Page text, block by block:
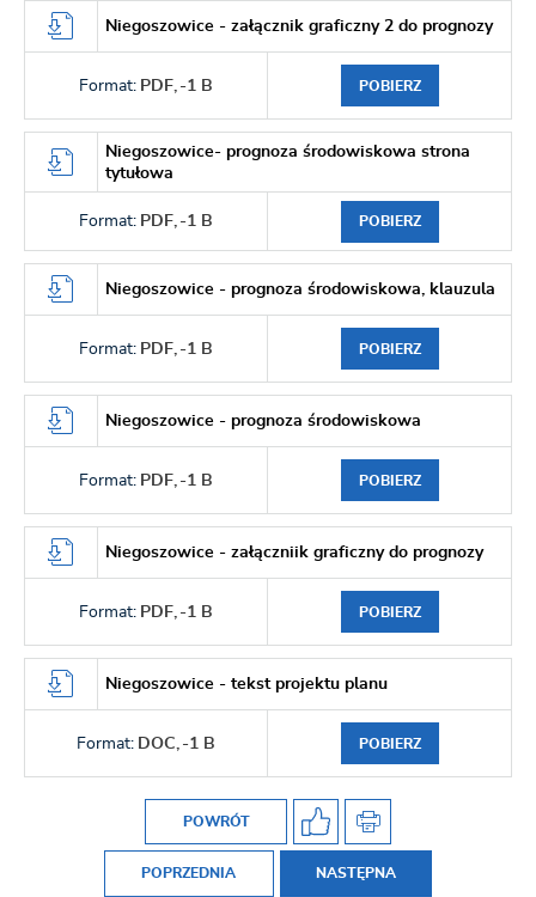
Niegoszowice - załącznik graficzny 2 do prognozy
Format: PDF, -1 B POBIERZ
Niegoszowice- prognoza środowiskowa strona
tytułowa
Format: PDF, -1 B POBIERZ
Niegoszowice - prognoza środowiskowa, klauzula
Format: PDF, -1 B POBIERZ
Niegoszowice - prognoza środowiskowa
Format: PDF, -1 B POBIERZ
Niegoszowice - załączniik graficzny do prognozy
Format: PDF, -1 B POBIERZ
Niegoszowice - tekst projektu planu
Format: DOC, -1 B POBIERZ
POWRÓT
POPRZEDNIA NASTĘPNA